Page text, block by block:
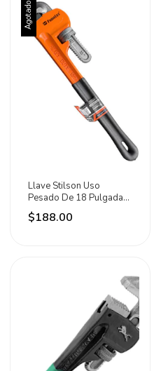
Agotado
Llave Stilson Uso
Pesado De 18 Pulgadas
Mango Rubber Fumetax
Naranja
$188.00